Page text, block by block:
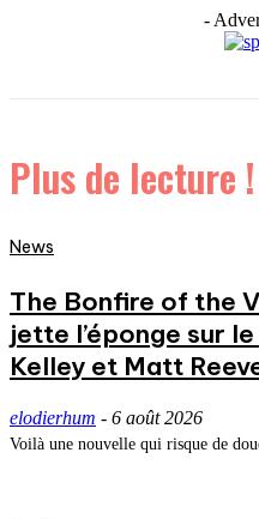
-
Plus de lecture !
News
The Bonfire of the
jette l’éponge sur
Kelley et Matt
elodierhum - 6 août 2026
Voilà une nouvelle qui risque de